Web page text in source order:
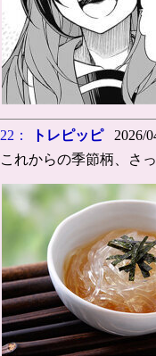
22： トレピッピ2026/
これからの季節柄、さ